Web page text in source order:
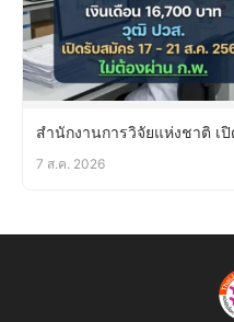
สำนักงานการวิจัยแห่งชาติ เ
7 ส.ค. 2026